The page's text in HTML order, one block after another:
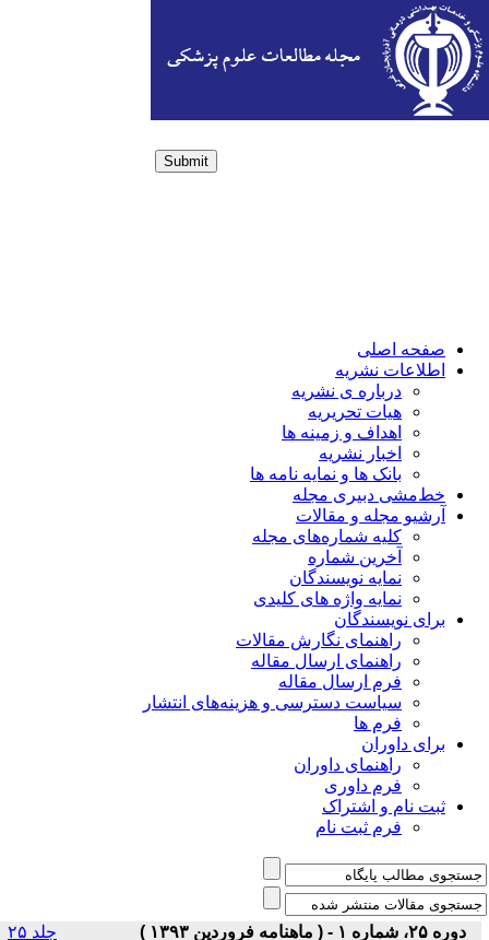
Submit
صفحه اصلی
اطلاعات نشریه
درباره ی نشریه
هیات تحریریه
اهداف و زمینه ها
اخبار نشریه
بانک ها و نمایه نامه ها
خط‌مشی دبیری مجله
آرشیو مجله و مقالات
کلیه شماره‌های مجله
آخرین شماره
نمایه نویسندگان
نمایه واژه های کلیدی
برای نویسندگان
راهنمای نگارش مقالات
راهنمای ارسال مقاله
فرم ارسال مقاله
سیاست دسترسی و هزینه‌های انتشار
فرم ها
برای داوران
راهنمای داوران
فرم داوری
ثبت نام و اشتراک
فرم ثبت نام
دوره ۲۵، شماره ۱ - ( ماهنامه فروردین ۱۳۹۳ )
جلد ۲۵